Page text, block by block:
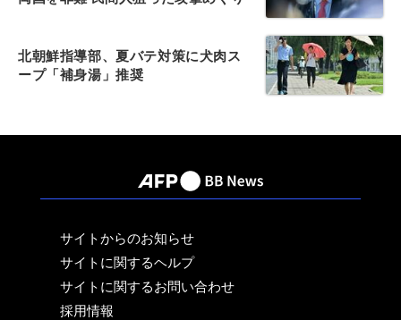
北朝鮮指導部、夏バテ対策に犬肉ス
ープ「補身湯」推奨
サイトからのお知らせ
サイトに関するヘルプ
サイトに関するお問い合わせ
採用情報